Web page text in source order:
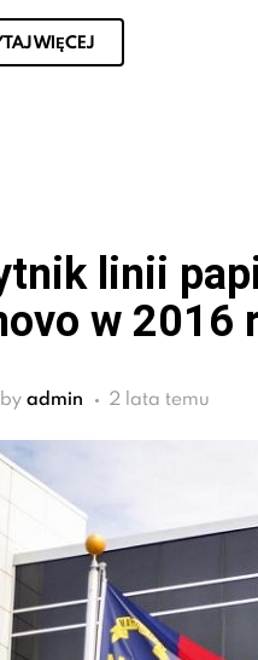
WIĘCEJ
linii
w 2016
by admin 2 lata temu